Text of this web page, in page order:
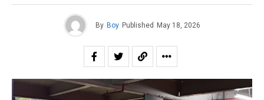
By Boy Published May 18, 2026